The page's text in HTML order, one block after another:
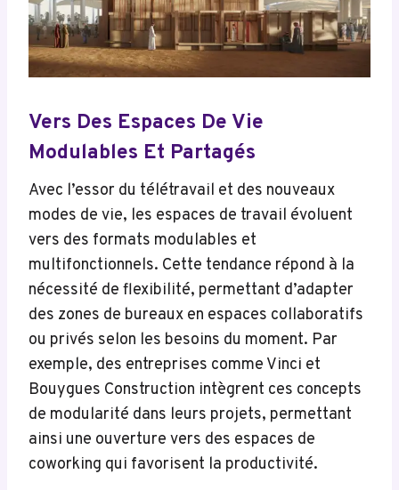
Vers Des Espaces De Vie
Modulables Et Partagés
Avec l’essor du télétravail et des nouveaux
modes de vie, les espaces de travail évoluent
vers des formats modulables et
multifonctionnels. Cette tendance répond à la
nécessité de flexibilité, permettant d’adapter
des zones de bureaux en espaces collaboratifs
ou privés selon les besoins du moment. Par
exemple, des entreprises comme Vinci et
Bouygues Construction intègrent ces concepts
de modularité dans leurs projets, permettant
ainsi une ouverture vers des espaces de
coworking qui favorisent la productivité.